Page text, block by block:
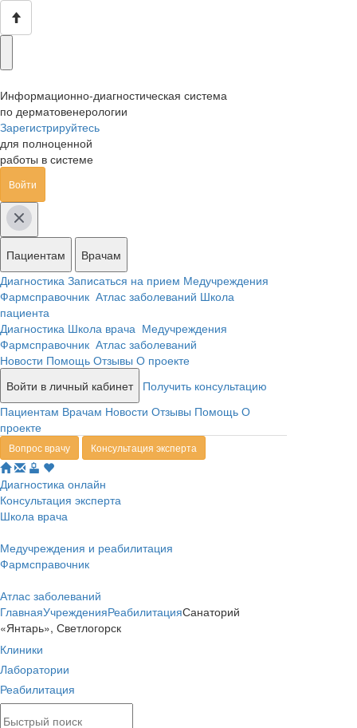
Информационно-диагностическая система
по дерматовенерологии
Зарегистрируйтесь
для полноценной
работы в системе
Войти
Пациентам
Врачам
Диагностика Записаться на прием Медучреждения
Фармсправочник Атлас заболеваний Школа
пациента
Диагностика Школа врача Медучреждения
Фармсправочник Атлас заболеваний
Новости Помощь Отзывы О проекте
Войти в личный кабинет
Получить консультацию
Пациентам Врачам Новости Отзывы Помощь О
проекте
Вопрос врачу Консультация эксперта
Диагностика онлайн
Консультация эксперта
Школа врача
Медучреждения и реабилитация
Фармсправочник
Атлас заболеваний
ГлавнаяУчрежденияРеабилитацияСанаторий
«Янтарь», Светлогорск
Клиники
Лаборатории
Реабилитация